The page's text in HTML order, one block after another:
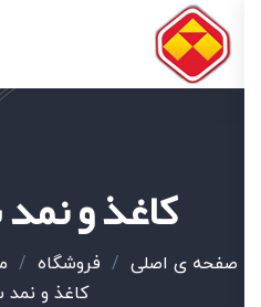
کاغذ و
صفحه ی اصلی/فروشگاه/
کاغذ و نمد